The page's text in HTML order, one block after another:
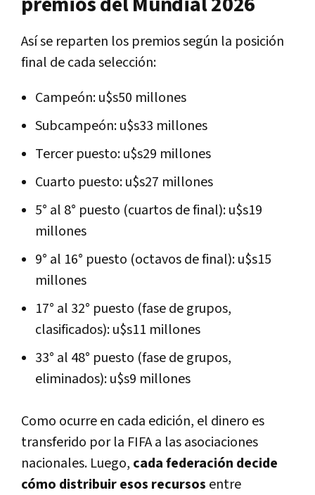
Así se reparten los premios según la posición
final de cada selección:
Campeón: u$s50 millones
Subcampeón: u$s33 millones
Tercer puesto: u$s29 millones
Cuarto puesto: u$s27 millones
5° al 8° puesto (cuartos de final): u$s19
millones
9° al 16° puesto (octavos de final): u$s15
millones
17° al 32° puesto (fase de grupos,
clasificados): u$s11 millones
33° al 48° puesto (fase de grupos,
eliminados): u$s9 millones
Como ocurre en cada edición, el dinero es
transferido por la FIFA a las asociaciones
nacionales. Luego, cada federación decide
cómo distribuir esos recursos entre